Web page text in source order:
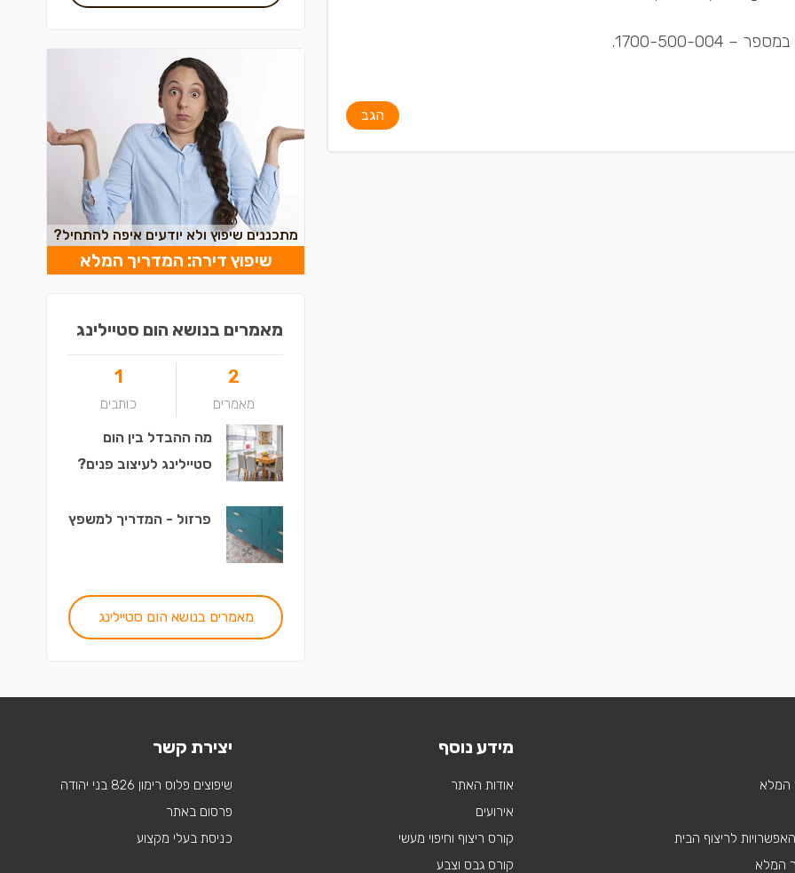
500-004.
הגב
מתכננים שיפוץ ולא יודעים איפה להתחיל?
שיפוץ דירה: המדריך המלא
מאמרים בנושא הום סטיילינג
2
מאמרים
1
כותבים
מה ההבדל בין הום
סטיילינג לעיצוב פנים?
פרזול - המדריך למשפץ
מאמרים בנושא הום סטיילינג
המלא
לריצוף הבית
המלא
מידע נוסף
אודות האתר
אירועים
קורס ריצוף וחיפוי מעשי
קורס גבס וצבע
יצירת קשר
שיפוצים פלוס רימון 826 בני יהודה
פרסום באתר
כניסת בעלי מקצוע